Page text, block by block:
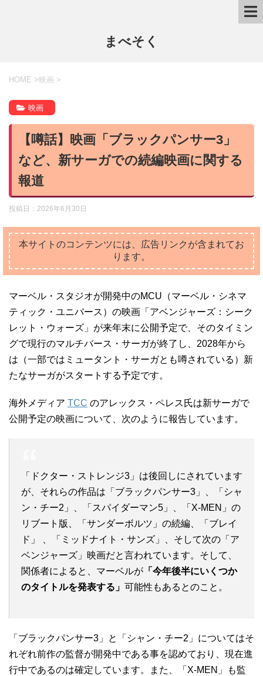
まべそく
HOME > 映画 >
映画
【噂話】映画「ブラックパンサー3」
など、新サーガでの続編映画に関する
報道
投稿日： 2026年6月30日
本サイトのコンテンツには、広告リンクが含まれてお
ります。
マーベル・スタジオが開発中のMCU（マーベル・シネマ
ティック・ユニバース）の映画「アベンジャーズ：シーク
レット・ウォーズ」が来年末に公開予定で、そのタイミン
グで現行のマルチバース・サーガが終了し、2028年から
は（一部ではミュータント・サーガとも噂されている）新
たなサーガがスタートする予定です。
海外メディア TCC のアレックス・ペレス氏は新サーガで
公開予定の映画について、次のように報告しています。
「ドクター・ストレンジ3」は後回しにされています
が、それらの作品は「ブラックパンサー3」、「シャ
ン・チー2」、「スパイダーマン5」、「X-MEN」の
リブート版、「サンダーボルツ」の続編、「ブレイ
ド」 、「ミッドナイト・サンズ」、そして次の「ア
ベンジャーズ」映画だと言われています。そして、
関係者によると、マーベルが 「今年後半にいくつか
のタイトルを発表する」 可能性もあるとのこと。
「ブラックパンサー3」と「シャン・チー2」についてはそ
れぞれ前作の監督が開発中である事を認めており、現在進
行中であるのは確定しています。また、「X-MEN」も監